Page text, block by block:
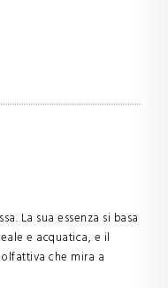
La sua essenza si basa
e acquatica, e il
che mira a